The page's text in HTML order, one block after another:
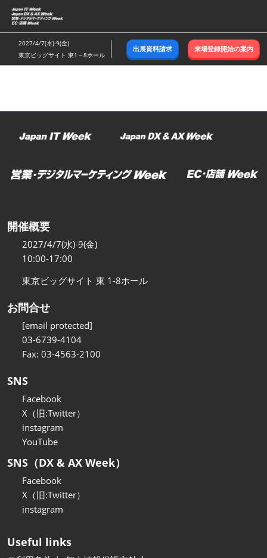
ス
キ
ッ
し
む
2027/4/7(水)-9(金)
東京ビッグサイト 東1～8ホール
出展資料請求 来場登録開始の案内
開催概要
2027/4/7(水)-9(金)
10:00-17:00
東京ビッグサイト 東 1-8ホール
お問合せ
[email protected]
03-6739-4104
Fax: 03-4563-2100
SNS
Facebook
X（旧:Twitter）
instagram
YouTube
SNS（DX & AX Week）
Facebook
X（旧:Twitter）
instagram
Useful links